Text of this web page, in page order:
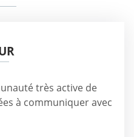
très active de
à communiquer avec